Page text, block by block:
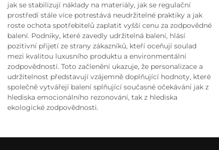
jak se stabilizují náklady na materiály, jak se regulační
prostředí stále více potrestává neudržitelné praktiky a jak
roste ochota spotřebitelů zaplatit vyšší cenu za zodpovědné
balení. Podniky, které zavedly udržitelná balení, hlásí
pozitivní přijetí ze strany zákazníků, kteří oceňují soulad
mezi kvalitou luxusního produktu a environmentální
zodpovědností. Toto začlenění ukazuje, že personalizace a
udržitelnost představují vzájemně doplňující hodnoty, které
společně vytvářejí balení splňující současné očekávání jak z
hlediska emocionálního rezonování, tak z hlediska
ekologické zodpovědnosti.